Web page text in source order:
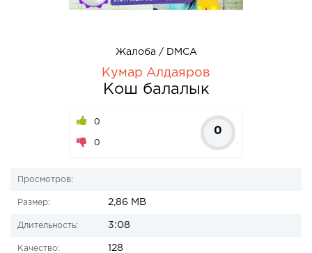
Жалоба / DMCA
Кумар Алдаяров
Кош балалык
0
0
0
Просмотров:
Размер: 2,86 MB
Длительность: 3:08
Качество: 128